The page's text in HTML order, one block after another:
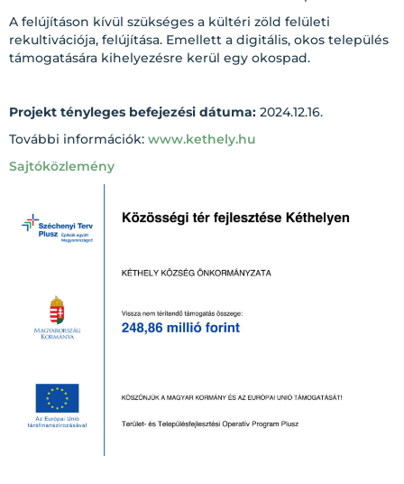
A felújításon kívül szükséges a kültéri zöld felületi
rekultivációja, felújítása. Emellett a digitális, okos település
támogatására kihelyezésre kerül egy okospad.
Projekt tényleges befejezési dátuma: 2024.12.16.
További információk: www.kethely.hu
Sajtóközlemény